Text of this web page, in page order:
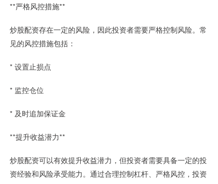
**严格风控措施**
炒股配资存在一定的风险，因此投资者需要严格控制风险。常
见的风控措施包括：
* 设置止损点
* 监控仓位
* 及时追加保证金
**提升收益潜力**
炒股配资可以有效提升收益潜力，但投资者需要具备一定的投
资经验和风险承受能力。通过合理控制杠杆、严格风控，投资